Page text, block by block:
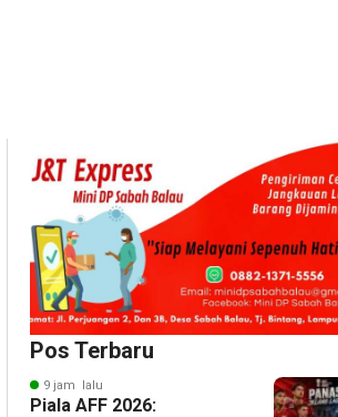
Pos Terbaru
9 jam lalu
Piala AFF 2026: